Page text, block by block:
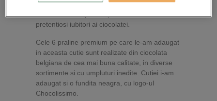
Pentru ca negrul este simbolul elegantei, am
pretentiosi iubitori ai ciocolatei.
Cele 6 praline premium pe care le-am adaugat
in aceasta cutie sunt realizate din ciocolata
belgiana de cea mai buna calitate, in diverse
sortimente si cu umpluturi inedite. Cutiei i-am
adaugat si o fundita neagra, cu logo-ul
Chocolissimo.